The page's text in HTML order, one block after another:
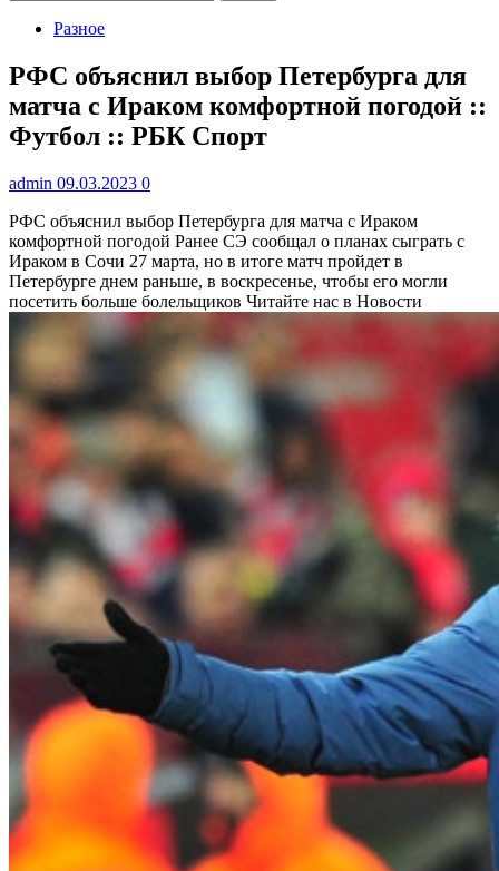
Разное
РФС объяснил выбор Петербурга для
матча с Ираком комфортной погодой ::
Футбол :: РБК Спорт
admin 09.03.2023 0
РФС объяснил выбор Петербурга для матча с Ираком
комфортной погодой Ранее СЭ сообщал о планах сыграть с
Ираком в Сочи 27 марта, но в итоге матч пройдет в
Петербурге днем раньше, в воскресенье, чтобы его могли
посетить больше болельщиков Читайте нас в Новости